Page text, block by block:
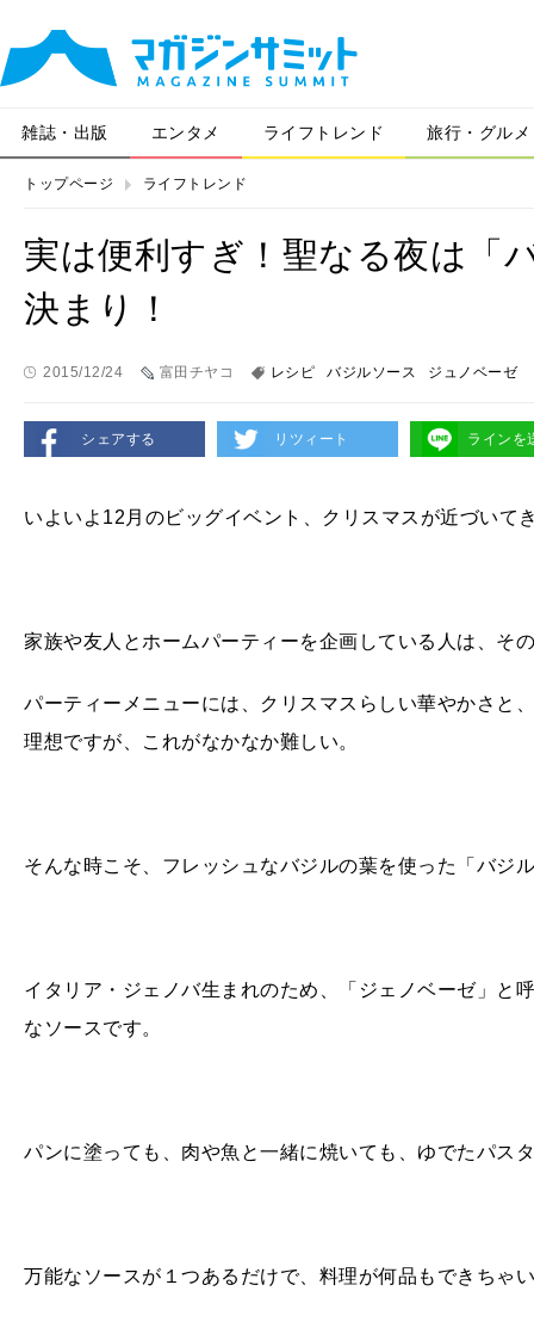
雑誌・出版 エンタメ ライフトレンド 旅行・グルメ
トップページ ライフトレンド
実は便利すぎ！聖なる夜は「
決まり！
2015/12/24 富田チヤコ レシピ バジルソース ジュノベーゼ
シェアする リツィート ラインを
いよいよ12月のビッグイベント、クリスマスが近づいて
家族や友人とホームパーティーを企画している人は、そ
パーティーメニューには、クリスマスらしい華やかさと
理想ですが、これがなかなか難しい。
そんな時こそ、フレッシュなバジルの葉を使った「バジ
イタリア・ジェノバ生まれのため、「ジェノベーゼ」と
なソースです。
パンに塗っても、肉や魚と一緒に焼いても、ゆでたパス
万能なソースが１つあるだけで、料理が何品もできちゃ